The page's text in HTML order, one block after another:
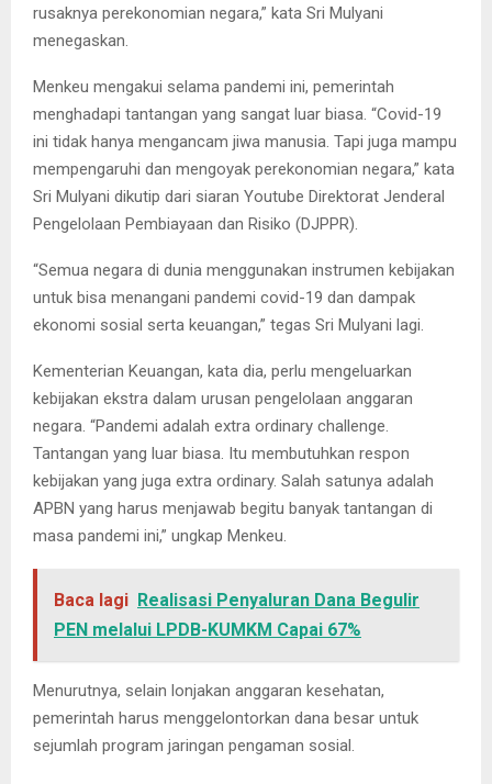
rusaknya perekonomian negara,” kata Sri Mulyani
menegaskan.
Menkeu mengakui selama pandemi ini, pemerintah
menghadapi tantangan yang sangat luar biasa. “Covid-19
ini tidak hanya mengancam jiwa manusia. Tapi juga mampu
mempengaruhi dan mengoyak perekonomian negara,” kata
Sri Mulyani dikutip dari siaran Youtube Direktorat Jenderal
Pengelolaan Pembiayaan dan Risiko (DJPPR).
“Semua negara di dunia menggunakan instrumen kebijakan
untuk bisa menangani pandemi covid-19 dan dampak
ekonomi sosial serta keuangan,” tegas Sri Mulyani lagi.
Kementerian Keuangan, kata dia, perlu mengeluarkan
kebijakan ekstra dalam urusan pengelolaan anggaran
negara. “Pandemi adalah extra ordinary challenge.
Tantangan yang luar biasa. Itu membutuhkan respon
kebijakan yang juga extra ordinary. Salah satunya adalah
APBN yang harus menjawab begitu banyak tantangan di
masa pandemi ini,” ungkap Menkeu.
Baca lagi Realisasi Penyaluran Dana Begulir
PEN melalui LPDB-KUMKM Capai 67%
Menurutnya, selain lonjakan anggaran kesehatan,
pemerintah harus menggelontorkan dana besar untuk
sejumlah program jaringan pengaman sosial.